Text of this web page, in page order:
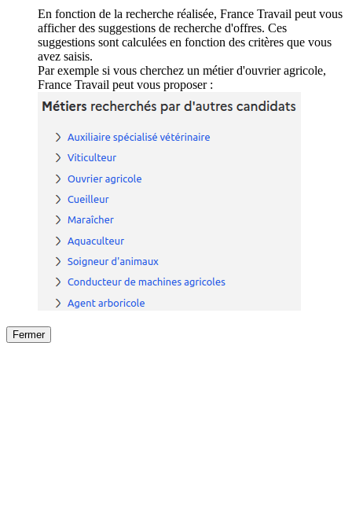
En fonction de la recherche réalisée, France Travail peut vous
afficher des suggestions de recherche d'offres. Ces
suggestions sont calculées en fonction des critères que vous
avez saisis.
Par exemple si vous cherchez un métier d'ouvrier agricole,
France Travail peut vous proposer :
Fermer